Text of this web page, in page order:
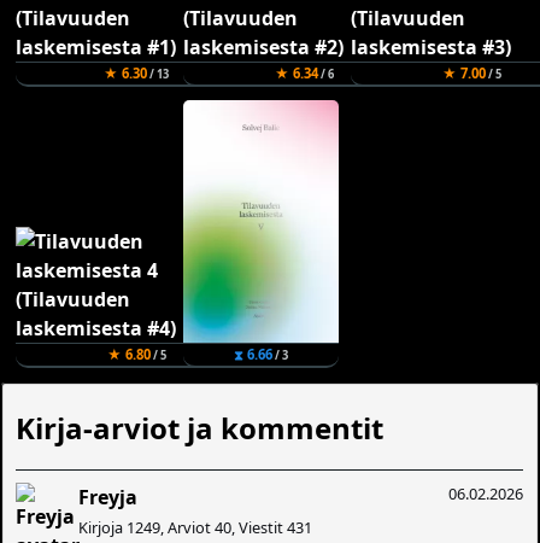
★ 6.30/ 13 ★ 6.34/ 6 ★ 7.00/ 5
★ 6.80/ 5 ⧗ 6.66/ 3
Kirja-arviot ja kommentit
06.02.2026
Freyja
Kirjoja 1249, Arviot 40, Viestit 431